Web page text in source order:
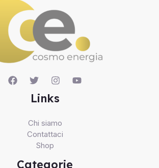
Links
Chi siamo
Contattaci
Shop
Categorie